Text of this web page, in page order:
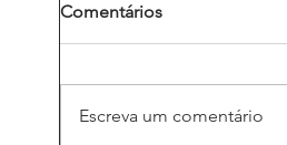
Comentários
Escreva um comentário